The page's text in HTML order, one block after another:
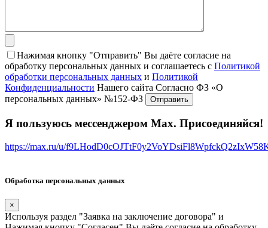
Нажимая кнопку "Отправить" Вы даёте согласие на
обработку персональных данных и соглашаетесь с Политикой
обработки персональных данных и Политикой
Конфиденциальности Нашего сайта Согласно ФЗ «О
персональных данных» №152-ФЗ
Я пользуюсь мессенджером Max. Присоединяйся!
https://max.ru/u/
Обработка персональных данных
×
Используя раздел "Заявка на заключение договора" и